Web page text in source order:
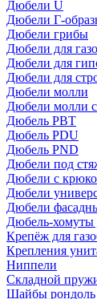
Дюбели U
Дюбели Г-
Дюбели грибы
Дюбели для
Дюбели для
Дюбели для
Дюбели молли
Дюбели молли
Дюбель PBT
Дюбель PDU
Дюбель PND
Дюбели под
Дюбели с
Дюбели
Дюбели
Дюбель-хомуты
Крепёж для
Крепления
Ниппели
Складной
Шайбы рондоль